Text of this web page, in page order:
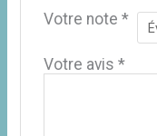
Votre note *
Votre avis *